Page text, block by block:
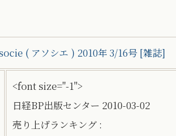
( アソシエ ) 2010年 3/16号 [雑誌]
<font size="-1">
日経BP出版センター 2010-03-02
売り上げランキング :